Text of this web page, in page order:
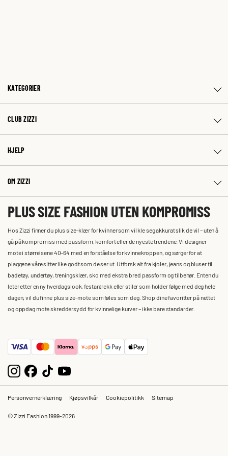
KATEGORIER
CLUB ZIZZI
HJELP
OM ZIZZI
PLUS SIZE FASHION UTEN KOMPROMISS
Hos Zizzi finner du plus size-klær for kvinner som vil kle seg akkurat slik de vil – uten å
gå på kompromiss med passform, komfort eller de nyeste trendene. Vi designer
mote i størrelsene 40–64 med en forståelse for kvinnekroppen, og sørger for at
plaggene våre sitter like godt som de ser ut. Utforsk alt fra kjoler, jeans og bluser til
badetøy, undertøy, treningsklær, sko med ekstra bred passform og tilbehør. Enten du
leter etter en ny hverdagslook, festantrekk eller stiler som holder følge med deg hele
dagen, vil du finne plus size-mote som føles som deg. Shop dine favoritter på nettet
og oppdag mote skreddersydd for kvinnelige kurver – ikke bare standarder.
Personvernerklæring Kjøpsvilkår Cookiepolitikk Sitemap
© Zizzi Fashion 1999-2026